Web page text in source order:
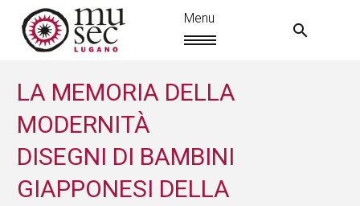
LA MEMORIA DELLA
MODERNITÀ
DISEGNI DI BAMBINI
GIAPPONESI DELLA